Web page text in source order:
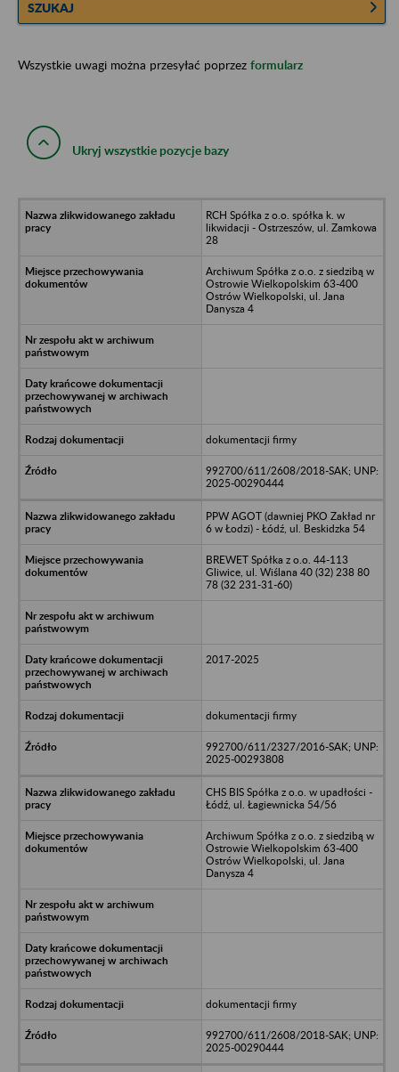
SZUKAJ
Wszystkie uwagi można przesyłać poprzez formularz
Ukryj wszystkie pozycje bazy
RCH Spółka z o.o. spółka k. w
likwidacji - Ostrzeszów, ul. Zamkowa
28
Archiwum Spółka z o.o. z siedzibą w
Ostrowie Wielkopolskim 63-400
Ostrów Wielkopolski, ul. Jana
Danysza 4
dokumentacji firmy
992700/611/2608/2018-SAK; UNP:
2025-00290444
PPW AGOT (dawniej PKO Zakład nr
6 w Łodzi) - Łódź, ul. Beskidzka 54
BREWET Spółka z o.o. 44-113
Gliwice, ul. Wiślana 40 (32) 238 80
78 (32 231-31-60)
2017-2025
dokumentacji firmy
992700/611/2327/2016-SAK; UNP:
2025-00293808
CHS BIS Spółka z o.o. w upadłości -
Łódź, ul. Łagiewnicka 54/56
Archiwum Spółka z o.o. z siedzibą w
Ostrowie Wielkopolskim 63-400
Ostrów Wielkopolski, ul. Jana
Danysza 4
dokumentacji firmy
992700/611/2608/2018-SAK; UNP:
2025-00290444